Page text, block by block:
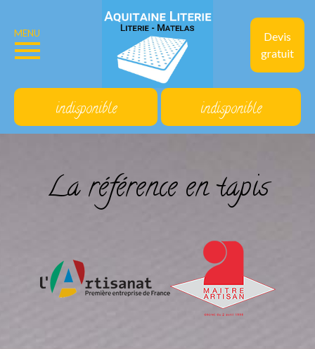
Devis
gratuit
MENU
indisponible indisponible
La référence en tapis